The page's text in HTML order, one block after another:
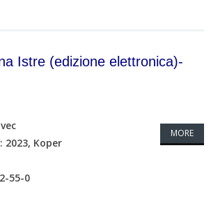
Istre (edizione elettronica)-
Koper
55-0
MORE